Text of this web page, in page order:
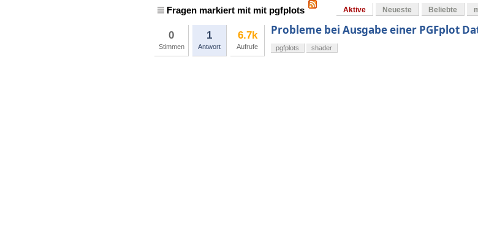
Fragen markiert mit mit pgfplots Aktive Neueste Beliebte
0
Stimmen
1
Antwort
6.7k
Aufrufe
Probleme bei Ausgabe einer PGFplot
pgfplots shader